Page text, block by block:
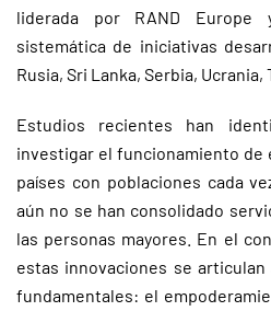
liderada por RAND Europe
sistemática de iniciativas
Rusia, Sri Lanka, Serbia, Ucrania,
Estudios recientes han
investigar el funcionamiento de
países con poblaciones cada
aún no se han consolidado
las personas mayores. En el
estas innovaciones se
fundamentales: el